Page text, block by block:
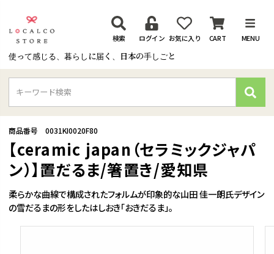
使って感じる、暮らしに届く、日本の手しごと
検索 ログイン お気に入り CART MENU
検
索
柔らかな曲線で構成されたフォルムが印象的な山田 佳一朗氏デザイン
の雪だるまの形をしたはしおき「おきだるま」。
【ceramic japan（セラミックジャパ
ン）】置だるま/箸置き/愛知県
商品番号 0031KI0020F80